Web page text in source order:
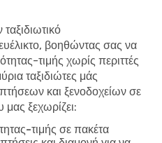
βοηθώντας σας να
τιμής χωρίς περιττές
ταξιδιώτες μάς
και ξενοδοχείων σε
μας ξεχωρίζει:
τιμής σε πακέτα